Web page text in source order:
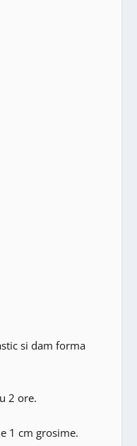
si dam forma
2 ore.
1 cm grosime.